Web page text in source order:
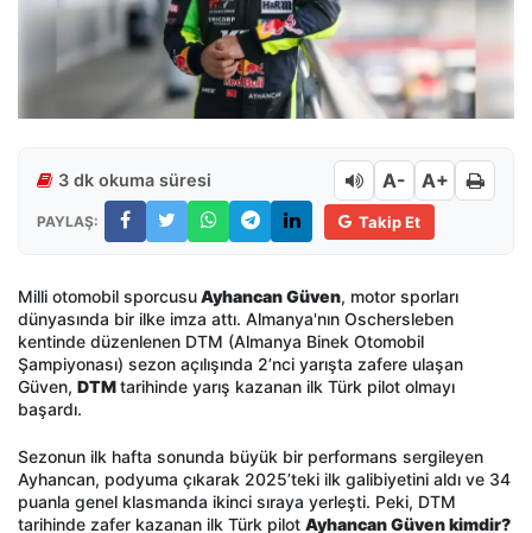
3 dk okuma süresi A- A+
PAYLAŞ: Takip Et
Milli otomobil sporcusuAyhancan Güven, motor sporları
dünyasında bir ilke imza attı. Almanya'nın Oschersleben
kentinde düzenlenen DTM (Almanya Binek Otomobil
Şampiyonası) sezon açılışında 2’nci yarışta zafere ulaşan
Güven, DTMtarihinde yarış kazanan ilk Türk pilot olmayı
başardı.
Sezonun ilk hafta sonunda büyük bir performans sergileyen
Ayhancan, podyuma çıkarak 2025’teki ilk galibiyetini aldı ve 34
puanla genel klasmanda ikinci sıraya yerleşti. Peki, DTM
tarihinde zafer kazanan ilk Türk pilot Ayhancan Güven kimdir?